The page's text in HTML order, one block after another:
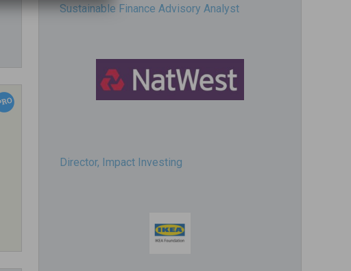
Sustainable Finance Advisory Analyst
Director, Impact Investing